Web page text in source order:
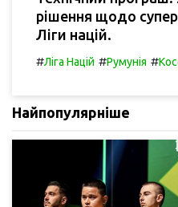
рішення щодо
Ліги націй.
#Ліга Націй #Румунія #
Найпопулярніше